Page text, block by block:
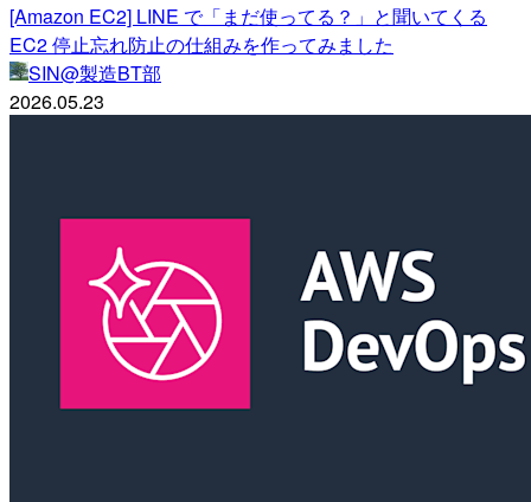
[Amazon EC2] LINE で「まだ使ってる？」と聞いてくる
EC2 停止忘れ防止の仕組みを作ってみました
SIN@製造BT部
2026.05.23